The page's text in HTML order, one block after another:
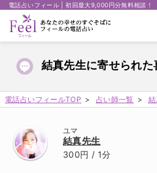
電話占いフィール | 初回最大9,000円分無料相談！
結真先生に寄せられた
電話占いフィールTOP 占い師一覧
ユマ
結真先生
300円 / 1分